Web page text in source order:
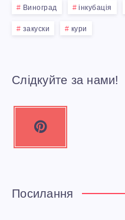
Виноград інкубація
закуски кури
Слідкуйте за нами!
e
Посилання